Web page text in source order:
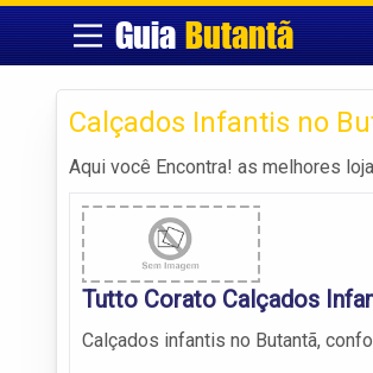
GuiaButantã
Calçados Infantis no
Aqui você Encontra! as melhores
Tutto Corato Calçados
Calçados infantis no Butantã,